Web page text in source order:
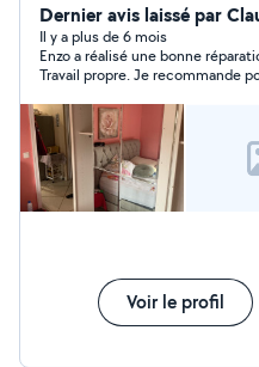
Dernier avis laissé par
Il y a plus de 6 mois
Enzo a réalisé une bonne
Travail propre. Je recommande
Voir le profil